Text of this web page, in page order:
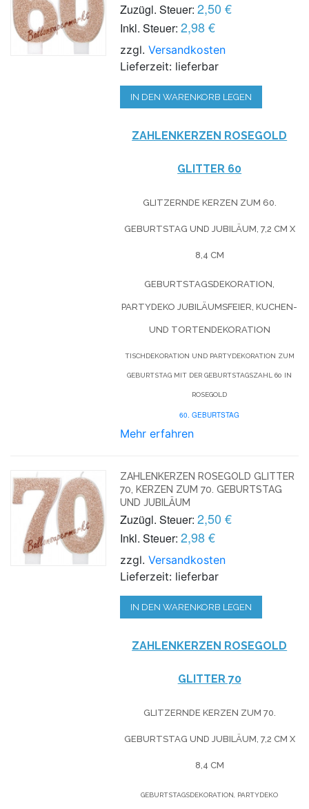
Zuzügl. Steuer: 2,50 €
Inkl. Steuer: 2,98 €
zzgl.Versandkosten
Lieferzeit: lieferbar
IN DEN WARENKORB LEGEN
ZAHLENKERZEN ROSEGOLD
GLITTER 60
GLITZERNDE KERZEN ZUM 60.
GEBURTSTAG UND JUBILÄUM, 7,2 CM X
8,4 CM
GEBURTSTAGSDEKORATION,
PARTYDEKO JUBILÄUMSFEIER, KUCHEN-
UND TORTENDEKORATION
TISCHDEKORATION UND PARTYDEKORATION ZUM
GEBURTSTAG MIT DER GEBURTSTAGSZAHL 60 IN
ROSEGOLD
60. GEBURTSTAG
Mehr erfahren
ZAHLENKERZEN ROSEGOLD GLITTER
70, KERZEN ZUM 70. GEBURTSTAG
UND JUBILÄUM
Zuzügl. Steuer: 2,50 €
Inkl. Steuer: 2,98 €
zzgl.Versandkosten
Lieferzeit: lieferbar
IN DEN WARENKORB LEGEN
ZAHLENKERZEN ROSEGOLD
GLITTER 70
GLITZERNDE KERZEN ZUM 70.
GEBURTSTAG UND JUBILÄUM, 7,2 CM X
8,4 CM
GEBURTSTAGSDEKORATION, PARTYDEKO